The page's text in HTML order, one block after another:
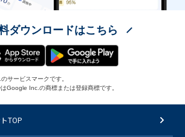
ダウンロードはこちら
サービスマークです。
Google Inc.の商標または登録商標です。
TOP